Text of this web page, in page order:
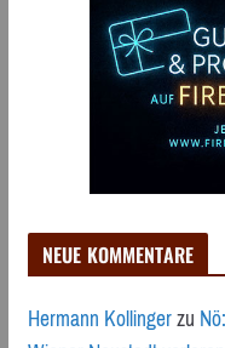
NEUE KOMMENTARE
Hermann Kollingerzu